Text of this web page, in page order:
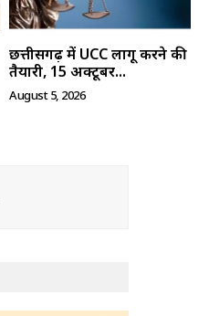
छत्तीसगढ़ में UCC लागू करने की
तैयारी, 15 अक्टूबर...
August 5, 2026